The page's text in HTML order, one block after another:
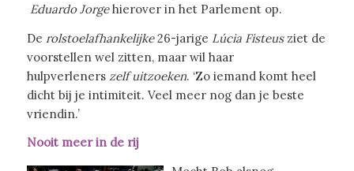
Eduardo Jorgehierover in het Parlement op.
De rolstoelafhankelijke26-jarige Lúcia Fisteusziet de
voorstellen wel zitten, maar wil haar
hulpverleners zelf uitzoeken. ‘Zo iemand komt heel
dicht bij je intimiteit. Veel meer nog dan je beste
vriendin.’
Nooit meer in de rij